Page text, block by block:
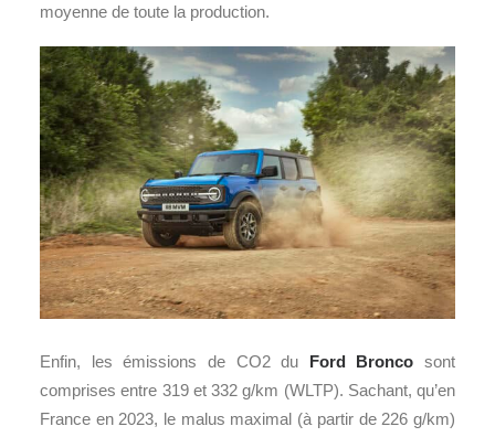
moyenne de toute la production.
Enfin, les émissions de CO2 du Ford Bronco sont
comprises entre 319 et 332 g/km (WLTP). Sachant, qu’en
France en 2023, le malus maximal (à partir de 226 g/km)